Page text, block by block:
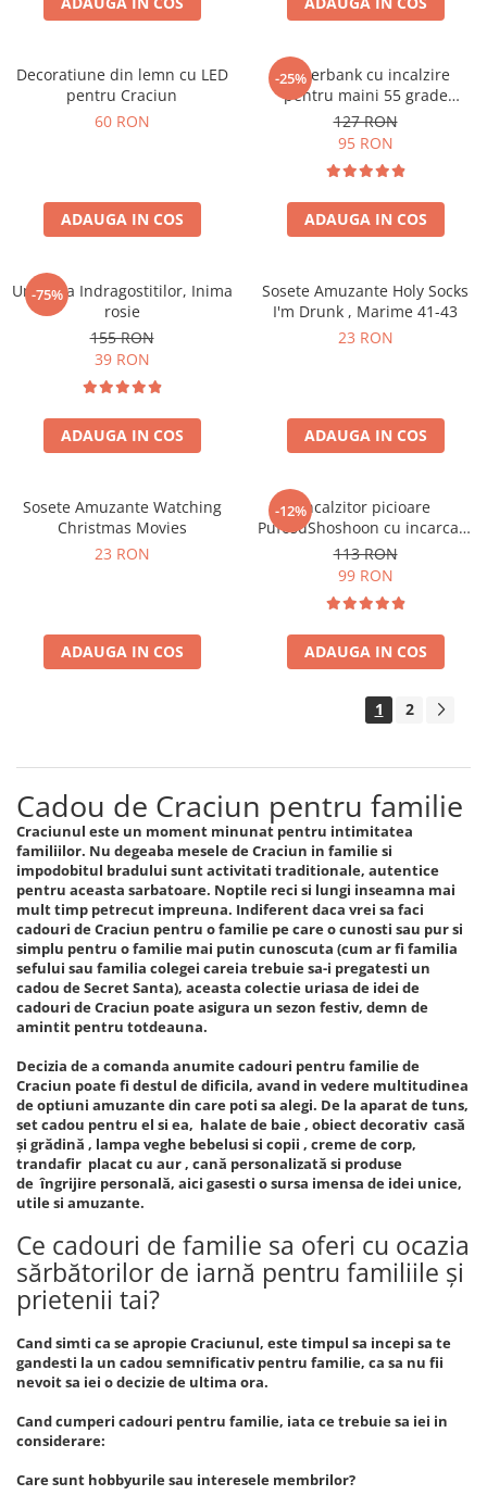
Decoratiune din lemn cu LED
pentru Craciun
60 RON
ADAUGA IN COS
-25%
Powerbank cu incalzire
pentru maini 55 grade
Bucuria frigurosilor
10000mAh
127 RON
95 RON
ADAUGA IN COS
-75%
Umbrela Indragostitilor, Inima
rosie
155 RON
39 RON
ADAUGA IN COS
Sosete Amuzante Holy Socks
I'm Drunk , Marime 41-43
23 RON
ADAUGA IN COS
Sosete Amuzante Watching
Christmas Movies
23 RON
ADAUGA IN COS
-12%Incalzitor picioare
PufosuShoshoon cu incarcare
USB
113 RON
99 RON
ADAUGA IN COS
1 2
Cadou de Craciun pentru familie
Craciunul este un moment minunat pentru intimitatea
familiilor. Nu degeaba mesele de Craciun in familie si
impodobitul bradului sunt activitati traditionale, autentice
pentru aceasta sarbatoare. Noptile reci si lungi inseamna mai
mult timp petrecut impreuna. Indiferent daca vrei sa faci
cadouri de Craciun pentru o familie pe care o cunosti sau pur si
simplu pentru o familie mai putin cunoscuta (cum ar fi familia
sefului sau familia colegei careia trebuie sa-i pregatesti un
cadou de Secret Santa), aceasta colectie uriasa de idei de
cadouri de Craciun poate asigura un sezon festiv, demn de
amintit pentru totdeauna.
Decizia de a comanda anumite cadouri pentru familie de
Craciun poate fi destul de dificila, avand in vedere multitudinea
de optiuni amuzante din care poti sa alegi. De la aparat de tuns,
set cadou pentru el si ea, halate de baie , obiect decorativ casă
și grădină , lampa veghe bebelusi si copii , creme de corp,
trandafir placat cu aur , cană personalizată si produse
de îngrijire personală, aici gasesti o sursa imensa de idei unice,
utile si amuzante.
Ce cadouri de familie sa oferi cu ocazia
sărbătorilor de iarnă pentru familiile și
prietenii tai?
Cand simti ca se apropie Craciunul, este timpul sa incepi sa te
gandesti la un cadou semnificativ pentru familie, ca sa nu fii
nevoit sa iei o decizie de ultima ora.
Cand cumperi cadouri pentru familie, iata ce trebuie sa iei in
considerare:
Care sunt hobbyurile sau interesele membrilor?